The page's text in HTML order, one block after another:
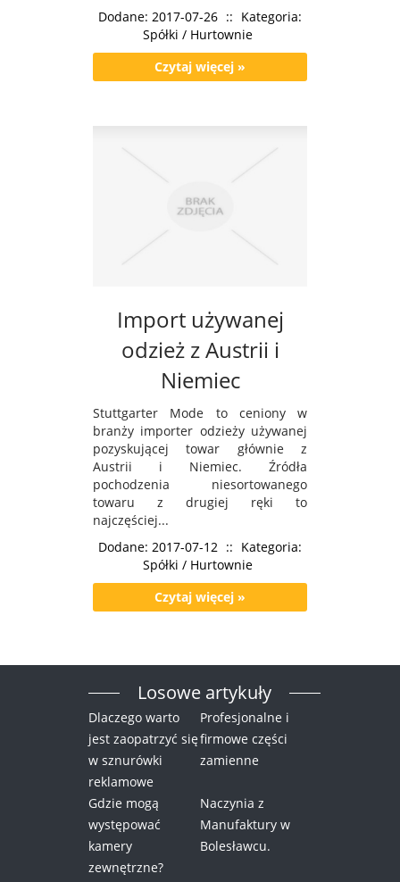
Dodane: 2017-07-26 :: Kategoria:
Spółki / Hurtownie
Czytaj więcej »
Import używanej
odzież z Austrii i
Niemiec
Stuttgarter Mode to ceniony w
branży importer odzieży używanej
pozyskującej towar głównie z
Austrii i Niemiec. Źródła
pochodzenia niesortowanego
towaru z drugiej ręki to
najczęściej...
Dodane: 2017-07-12 :: Kategoria:
Spółki / Hurtownie
Czytaj więcej »
Losowe artykuły
Dlaczego warto
jest zaopatrzyć się
w sznurówki
reklamowe
Profesjonalne i
firmowe części
zamienne
Gdzie mogą
występować
kamery
zewnętrzne?
Naczynia z
Manufaktury w
Bolesławcu.